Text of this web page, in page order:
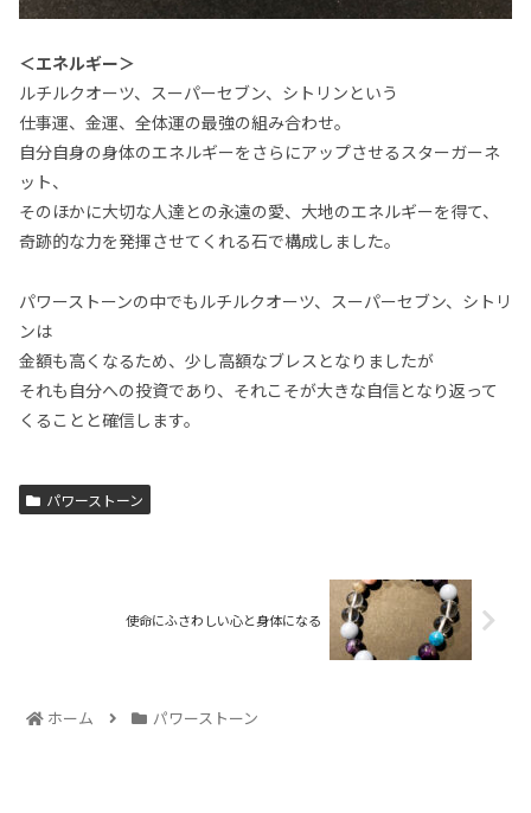
＜エネルギー＞
ルチルクオーツ、スーパーセブン、シトリンという
仕事運、金運、全体運の最強の組み合わせ。
自分自身の身体のエネルギーをさらにアップさせるスターガーネ
ット、
そのほかに大切な人達との永遠の愛、大地のエネルギーを得て、
奇跡的な力を発揮させてくれる石で構成しました。
パワーストーンの中でもルチルクオーツ、スーパーセブン、シトリ
ンは
金額も高くなるため、少し高額なブレスとなりましたが
それも自分への投資であり、それこそが大きな自信となり返って
くることと確信します。
パワーストーン
使命にふさわしい心と身体になる
ホーム パワーストーン